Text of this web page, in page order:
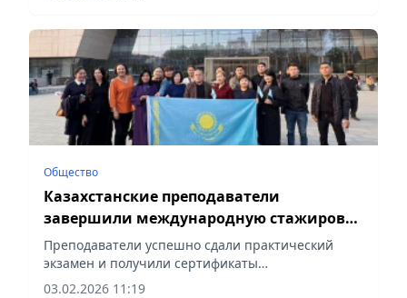
Общество
Казахстанские преподаватели
завершили международную стажировку
по ИИ в Китае
Преподаватели успешно сдали практический
экзамен и получили сертификаты
международного образца, сообщает Vecher.kz.
03.02.2026 11:19